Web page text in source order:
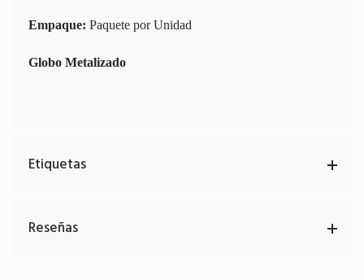
Empaque: Paquete por Unidad
Globo Metalizado
Etiquetas
Reseñas